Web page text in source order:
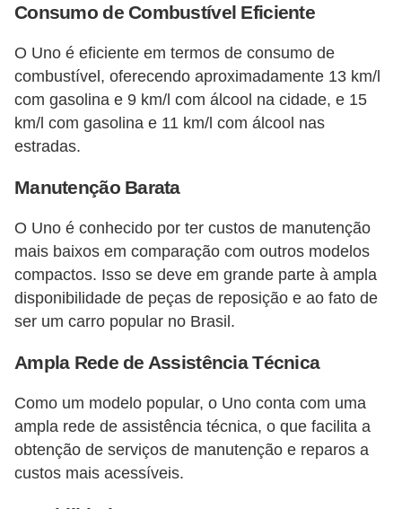
Consumo de Combustível Eficiente
O Uno é eficiente em termos de consumo de
combustível, oferecendo aproximadamente 13 km/l
com gasolina e 9 km/l com álcool na cidade, e 15
km/l com gasolina e 11 km/l com álcool nas
estradas​​.
Manutenção Barata
O Uno é conhecido por ter custos de manutenção
mais baixos em comparação com outros modelos
compactos. Isso se deve em grande parte à ampla
disponibilidade de peças de reposição e ao fato de
ser um carro popular no Brasil​​.
Ampla Rede de Assistência Técnica
Como um modelo popular, o Uno conta com uma
ampla rede de assistência técnica, o que facilita a
obtenção de serviços de manutenção e reparos a
custos mais acessíveis​​.